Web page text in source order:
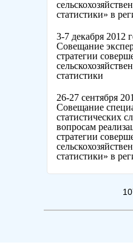
статистики» в
3-7 декабря 2012
Совещание
стратегии
статистики
26-27 сентября
Cовещание
статистических
вопросам
стратегии
статистики» в